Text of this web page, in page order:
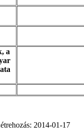
a
2014-01-17